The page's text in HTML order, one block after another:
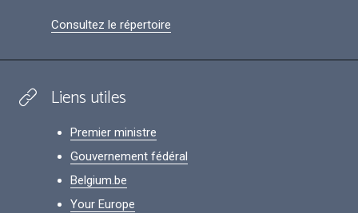
Consultez le répertoire
Liens utiles
Premier ministre
Gouvernement fédéral
Belgium.be
Your Europe